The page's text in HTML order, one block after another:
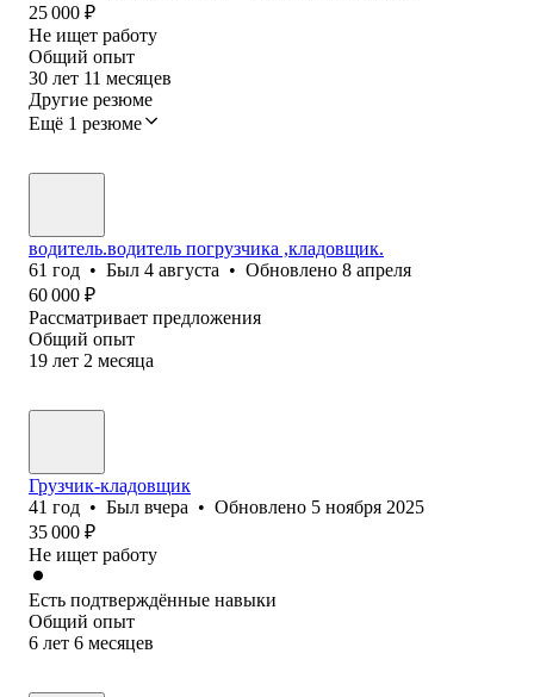
25 000 ₽
Не ищет работу
Общий опыт
30 лет 11 месяцев
Другие резюме
Ещё 1 резюме
водитель.водитель погрузчика ,кладовщик.
61 год • Был 4 августа • Обновлено 8 апреля
60 000 ₽
Рассматривает предложения
Общий опыт
19 лет 2 месяца
Грузчик-кладовщик
41 год • Был вчера • Обновлено 5 ноября 2025
35 000 ₽
Не ищет работу
Есть подтверждённые навыки
Общий опыт
6 лет 6 месяцев